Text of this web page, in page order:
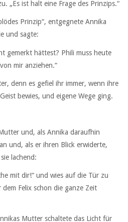
„Es ist halt eine Frage des Prinzips.“
Prinzip“, entgegnete Annika
und sagte:
gemerkt hättest? Phili muss heute
mir anziehen.“
denn es gefiel ihr immer, wenn ihre
bewies, und eigene Wege ging.
und, als Annika daraufhin
und, als er ihren Blick erwiderte,
lachend:
mit dir!“ und wies auf die Tür zu
Felix schon die ganze Zeit
Mutter schaltete das Licht für